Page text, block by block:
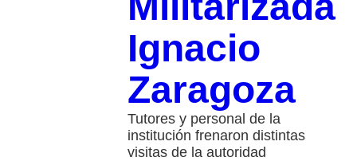
Ignacio
Zaragoza
Tutores y personal de la
institución frenaron distintas
visitas de la autoridad